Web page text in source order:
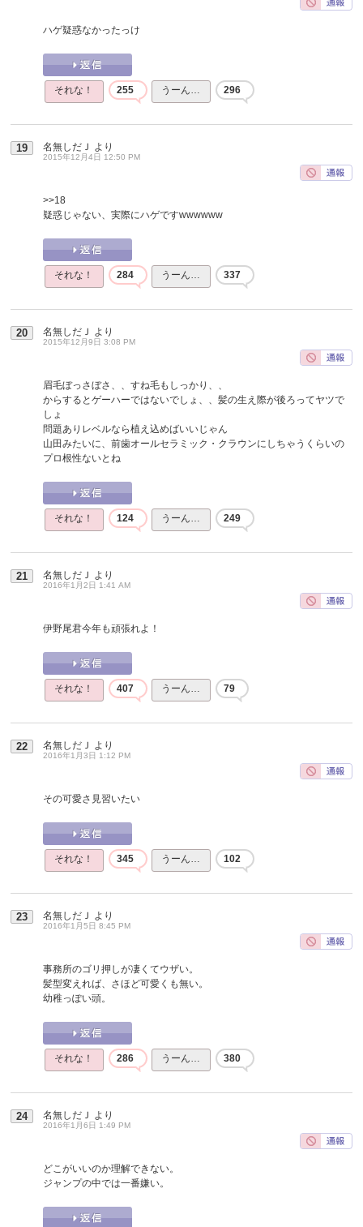
ハゲ疑惑なかったっけ
それな！ 255 うーん… 296
19 名無しだＪ より
2015年12月4日 12:50 PM
>>18
疑惑じゃない、実際にハゲですwwwwww
それな！ 284 うーん… 337
20 名無しだＪ より
2015年12月9日 3:08 PM
眉毛ぼっさぼさ、、すね毛もしっかり、、
からするとゲーハーではないでしょ、、髪の生え際が後ろってヤツで
しょ
問題ありレベルなら植え込めばいいじゃん
山田みたいに、前歯オールセラミック・クラウンにしちゃうくらいの
プロ根性ないとね
それな！ 124 うーん… 249
21 名無しだＪ より
2016年1月2日 1:41 AM
伊野尾君今年も頑張れよ！
それな！ 407 うーん… 79
22 名無しだＪ より
2016年1月3日 1:12 PM
その可愛さ見習いたい
それな！ 345 うーん… 102
23 名無しだＪ より
2016年1月5日 8:45 PM
事務所のゴリ押しが凄くてウザい。
髪型変えれば、さほど可愛くも無い。
幼稚っぽい頭。
それな！ 286 うーん… 380
24 名無しだＪ より
2016年1月6日 1:49 PM
どこがいいのか理解できない。
ジャンプの中では一番嫌い。